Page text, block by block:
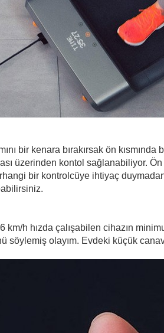
bir kenara bırakırsak ön
üzerinden kontol sağlanabiliyor.
bir kontrolcüye ihtiyaç
km/h hızda çalışabilen cihazın
söylemiş olayım. Evdeki küçük